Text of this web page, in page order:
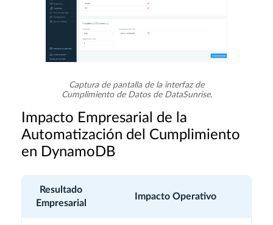
Captura de pantalla de la interfaz de
Cumplimiento de Datos de DataSunrise.
Impacto Empresarial de la
Automatización del Cumplimiento
en DynamoDB
Resultado
Empresarial
Impacto Operativo